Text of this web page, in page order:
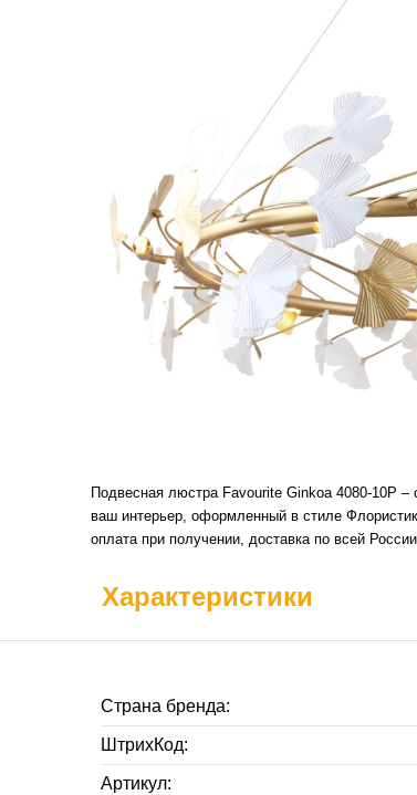
Подвесная люстра Favourite Ginkoa 4080-10P
ваш интерьер, оформленный в стиле
оплата при получении, доставка по всей
Характеристики
Страна бренда:
ШтрихКод:
Артикул: